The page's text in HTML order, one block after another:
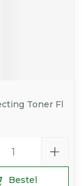
Toner Fl
Bestel